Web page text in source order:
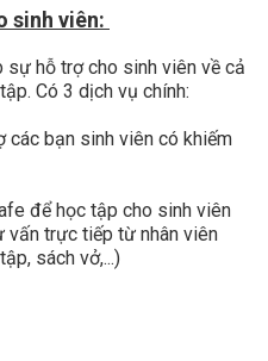
sinh viên:
sự hỗ trợ cho sinh viên về cả
Có 3 dịch vụ chính:
bạn sinh viên có khiếm
để học tập cho sinh viên
vấn trực tiếp từ nhân viên
sách vở,...)